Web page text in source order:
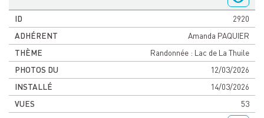
2920
Amanda PAQUIER
Randonnée : Lac de La Thuile
12/03/2026
14/03/2026
53